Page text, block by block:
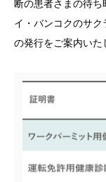
断の患者さまの待
イ・バンコクのサ
の発行をご案内いた
病院概要
アクセス